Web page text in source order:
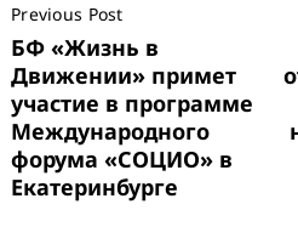
Navigation
Previous Post
БФ «Жизнь в
Движении» примет
участие в программе
Международного
форума «СОЦИО» в
Екатеринбурге